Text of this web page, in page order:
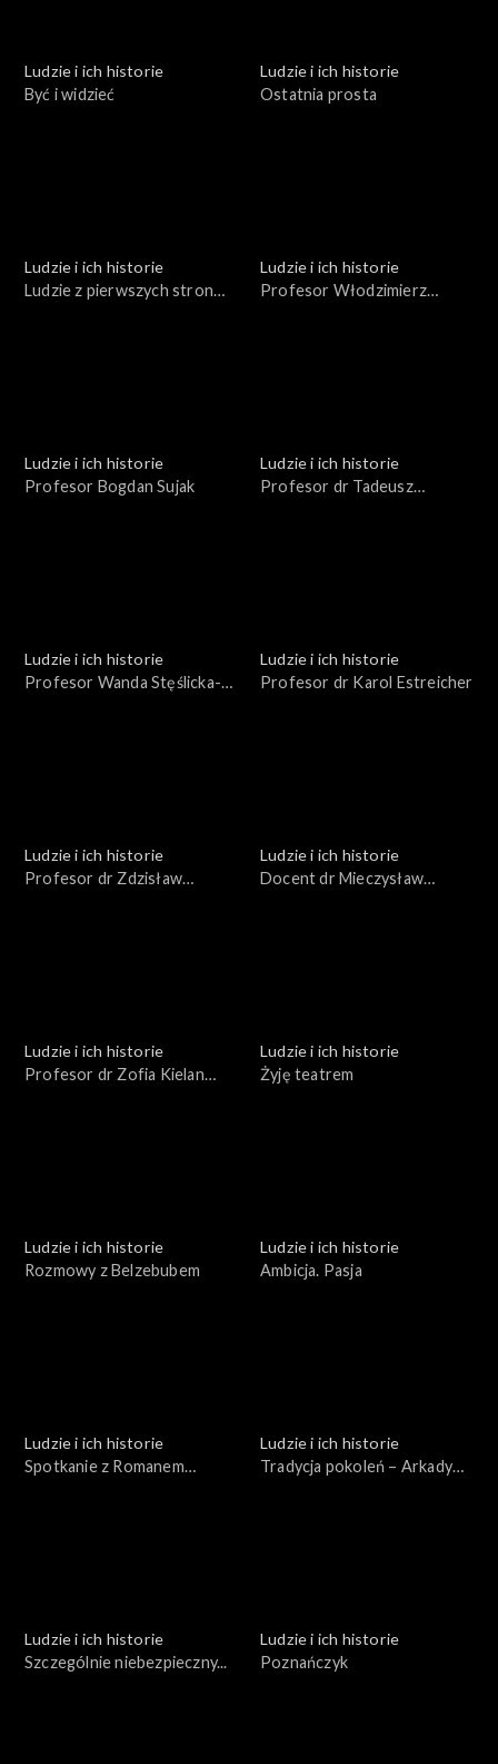
Ludzie i ich historie
Być i widzieć
Ludzie i ich historie
Ostatnia prosta
Ludzie i ich historie
Ludzie z pierwszych stron
Ludzie i ich historie
Profesor Włodzimierz
Ludzie i ich historie
Profesor Bogdan Sujak
Ludzie i ich historie
Profesor dr Tadeusz
Ludzie i ich historie
Profesor Wanda Stęślicka-
Ludzie i ich historie
Profesor dr Karol Estreicher
Ludzie i ich historie
Profesor dr Zdzisław
Ludzie i ich historie
Docent dr Mieczysław
Ludzie i ich historie
Profesor dr Zofia Kielan
Ludzie i ich historie
Żyję teatrem
Ludzie i ich historie
Rozmowy z Belzebubem
Ludzie i ich historie
Ambicja. Pasja
Ludzie i ich historie
Spotkanie z Romanem
Ludzie i ich historie
Tradycja pokoleń – Arkady
Ludzie i ich historie
Szczególnie niebezpieczny...
Ludzie i ich historie
Poznańczyk